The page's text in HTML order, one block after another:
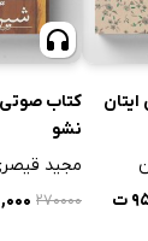
ت
کتاب
نشو
مجید
۲۷۰۰۰۰